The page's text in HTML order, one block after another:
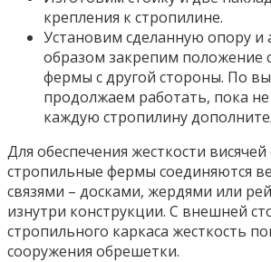
крепления к стропилине.
Установим сделанную опору и
образом закрепим положение
фермы с другой стороны. По
продолжаем работать, пока
каждую стропилину
Для обеспечения жесткости
стропильные фермы соединяются
связями – досками, жердями или
изнутри конструкции. С внешней
стропильного каркаса жесткость
сооружения обрешетки.